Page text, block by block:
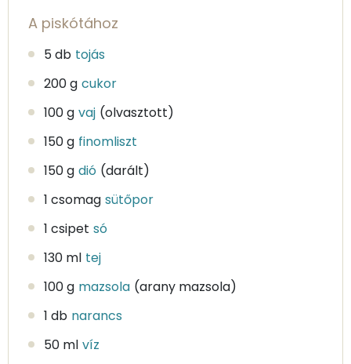
A piskótához
5 db tojás
200 g cukor
100 g vaj (olvasztott)
150 g finomliszt
150 g dió (darált)
1 csomag sütőpor
1 csipet só
130 ml tej
100 g mazsola (arany mazsola)
1 db narancs
50 ml víz